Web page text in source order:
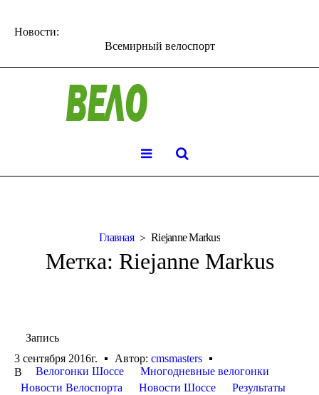
Новости:
Всемирный велоспорт
Главная Riejanne Markus
Метка: Riejanne Markus
Запись
3 сентября 2016г.
Автор: cmsmasters
В
Велогонки Шоссе
Многодневные велогонки
Новости Велоспорта
Новости Шоссе
Результаты